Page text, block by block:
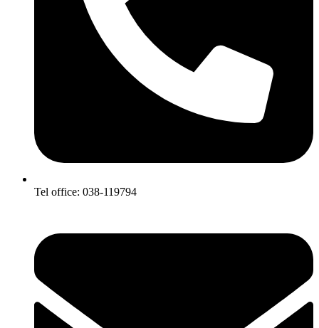
Tel office: 038-119794